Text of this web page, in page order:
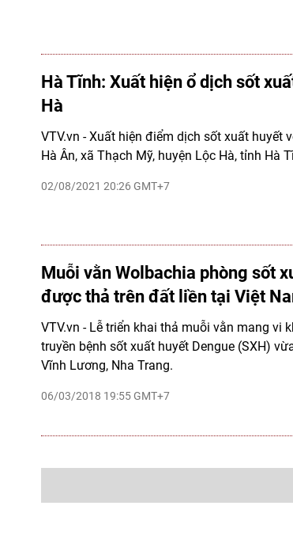
Hà Tĩnh: Xuất hiện ổ dịch sốt
Hà
02/08/2021 20:26 GMT+7
VTV.vn - Xuất hiện điểm dịch sốt xuất huyết
Hà Ân, xã Thạch Mỹ, huyện Lộc Hà, tỉnh Hà
Muỗi vằn Wolbachia phòng sốt
được thả trên đất liền tại Việt
06/03/2018 19:55 GMT+7
VTV.vn - Lễ triển khai thả muỗi vằn mang vi
truyền bệnh sốt xuất huyết Dengue (SXH)
Vĩnh Lương, Nha Trang.